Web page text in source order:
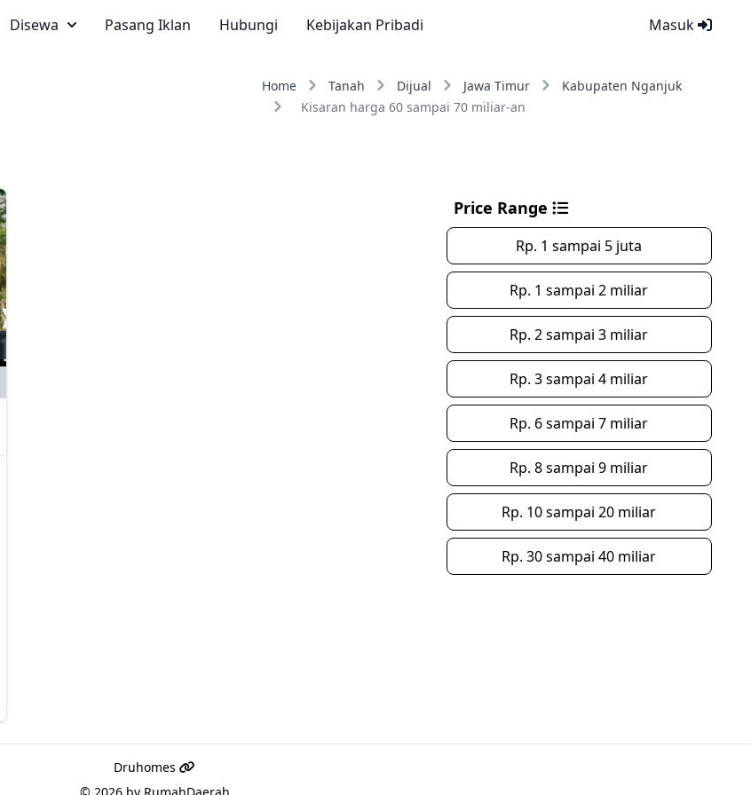
Masuk
Disewa Pasang Iklan Hubungi Kebijakan Pribadi
Home Tanah Dijual Jawa Timur
Kabupaten Nganjuk
Kisaran harga 60 sampai 70 miliar-an
Price Range
Rp. 1 sampai 5 juta
Rp. 1 sampai 2 miliar
Rp. 2 sampai 3 miliar
Rp. 3 sampai 4 miliar
Rp. 6 sampai 7 miliar
Rp. 8 sampai 9 miliar
Rp. 10 sampai 20 miliar
Rp. 30 sampai 40 miliar
Druhomes